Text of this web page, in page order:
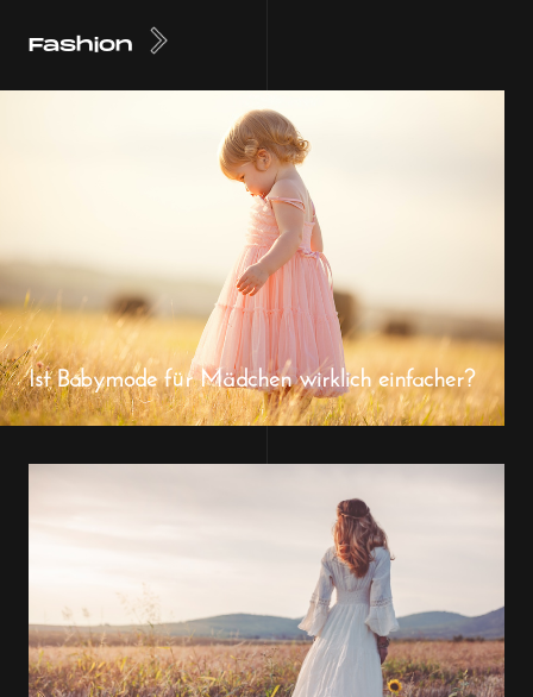
Fashion
Ist Babymode für Mädchen wirklich einfacher?